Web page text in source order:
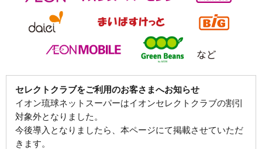
セレクトクラブをご利用のお客さまへお知らせ
イオン琉球ネットスーパーはイオンセレクトクラブの割引
対象外となりました。
今後導入となりましたら、本ページにて掲載させていただ
きます。